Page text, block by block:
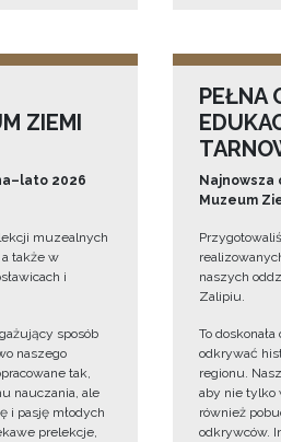
ZIEMI
2026
muzealnych
także w
i
sposób
naszego
tak,
nauczania, ale
i pasję młodych
prelekcje,
PEŁNA
Muzeum
naszych
Zalipiu.
To
odkrywać
regionu.
aby nie tylko
również
odkrywców.